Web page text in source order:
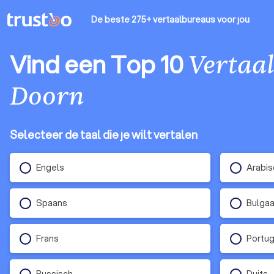
De beste 275+ vertaalbureausvoor jou
Vind een Top 10
Doorn
Selecteer de taal die je wilt vertalen
Engels
Spaans
Frans